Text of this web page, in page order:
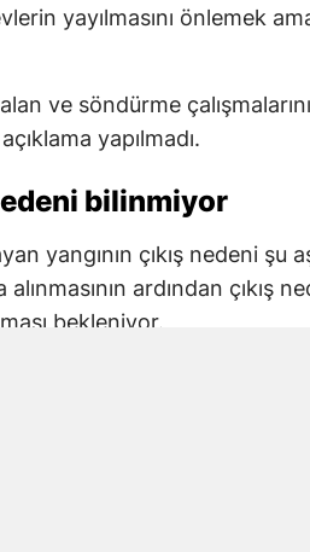
yayılmasını önlemek
ve söndürme
yapılmadı.
bilinmiyor
yangının çıkış nedeni şu
alınmasının ardından çıkış
bekleniyor.